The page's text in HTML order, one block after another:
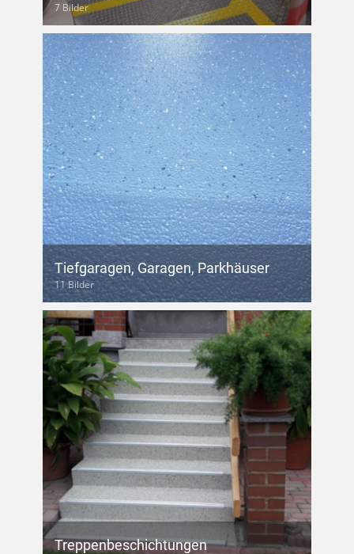
7 Bilder
Tiefgaragen, Garagen, Parkhäuser
11 Bilder
Treppenbeschichtungen